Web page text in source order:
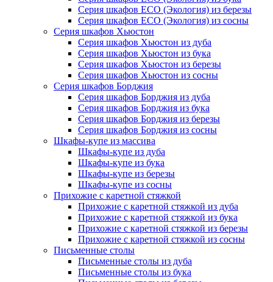
Серия шкафов ECO (Экология) из березы
Серия шкафов ECO (Экология) из сосны
Серия шкафов Хьюстон
Серия шкафов Хьюстон из дуба
Серия шкафов Хьюстон из бука
Серия шкафов Хьюстон из березы
Серия шкафов Хьюстон из сосны
Серия шкафов Борджия
Серия шкафов Борджия из дуба
Серия шкафов Борджия из бука
Серия шкафов Борджия из березы
Серия шкафов Борджия из сосны
Шкафы-купе из массива
Шкафы-купе из дуба
Шкафы-купе из бука
Шкафы-купе из березы
Шкафы-купе из сосны
Прихожие с каретной стяжкой
Прихожие с каретной стяжкой из дуба
Прихожие с каретной стяжкой из бука
Прихожие с каретной стяжкой из березы
Прихожие с каретной стяжкой из сосны
Письменные столы
Письменные столы из дуба
Письменные столы из бука